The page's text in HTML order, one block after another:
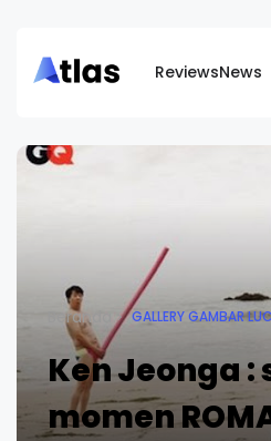
ReviewsNews
Beranda GALLERY GAMBAR
Ken Jeonga :
momen